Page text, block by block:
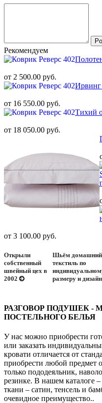
Рекомендуем
от 2 500.00 руб.
Ирвинг
от 16 550.00 руб.
Тихий
от 18 050.00 руб.
от 3 100.00 руб.
Открыли
собственный
швейный цех в
2002
Шьём домашний
текстиль по
размеру и
РАЗГОВОР ПОДУШЕК -
ПОСТЕЛЬНОГО БЕЛЬЯ
У нас можно приобрести
или заказать
кровати отличается от
приобрести любой предмет
только пододеяльник,
резинке. В нашем каталоге
ткани – сатин, тенсель и
очевидное преимущество..